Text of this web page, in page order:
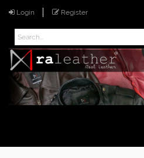
Login Register